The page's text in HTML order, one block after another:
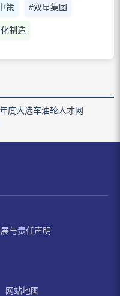
策 #双星集团
制造
度大选车油轮人才网
与责任声明
网站地图